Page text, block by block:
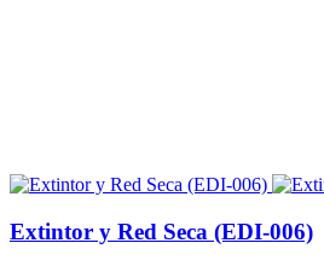
Extintor y Red Seca (EDI-006)